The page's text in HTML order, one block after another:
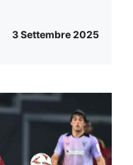
3 Settembre 2025